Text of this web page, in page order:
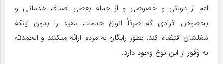
اعم از دولتی و خصوصی و از جمله بعضی اصناف خدماتی و
بخصوص افرادی که صرفاً انواع خدمات مفید را بدون اینکه
شغلشان اقتضاء کند، بطور رایگان به مردم ارائه میکنند و الحمدلله
به وُفور از این نوع وجود دارد.